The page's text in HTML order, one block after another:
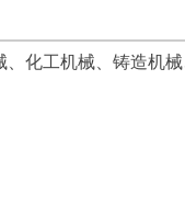
化工机械、铸造机